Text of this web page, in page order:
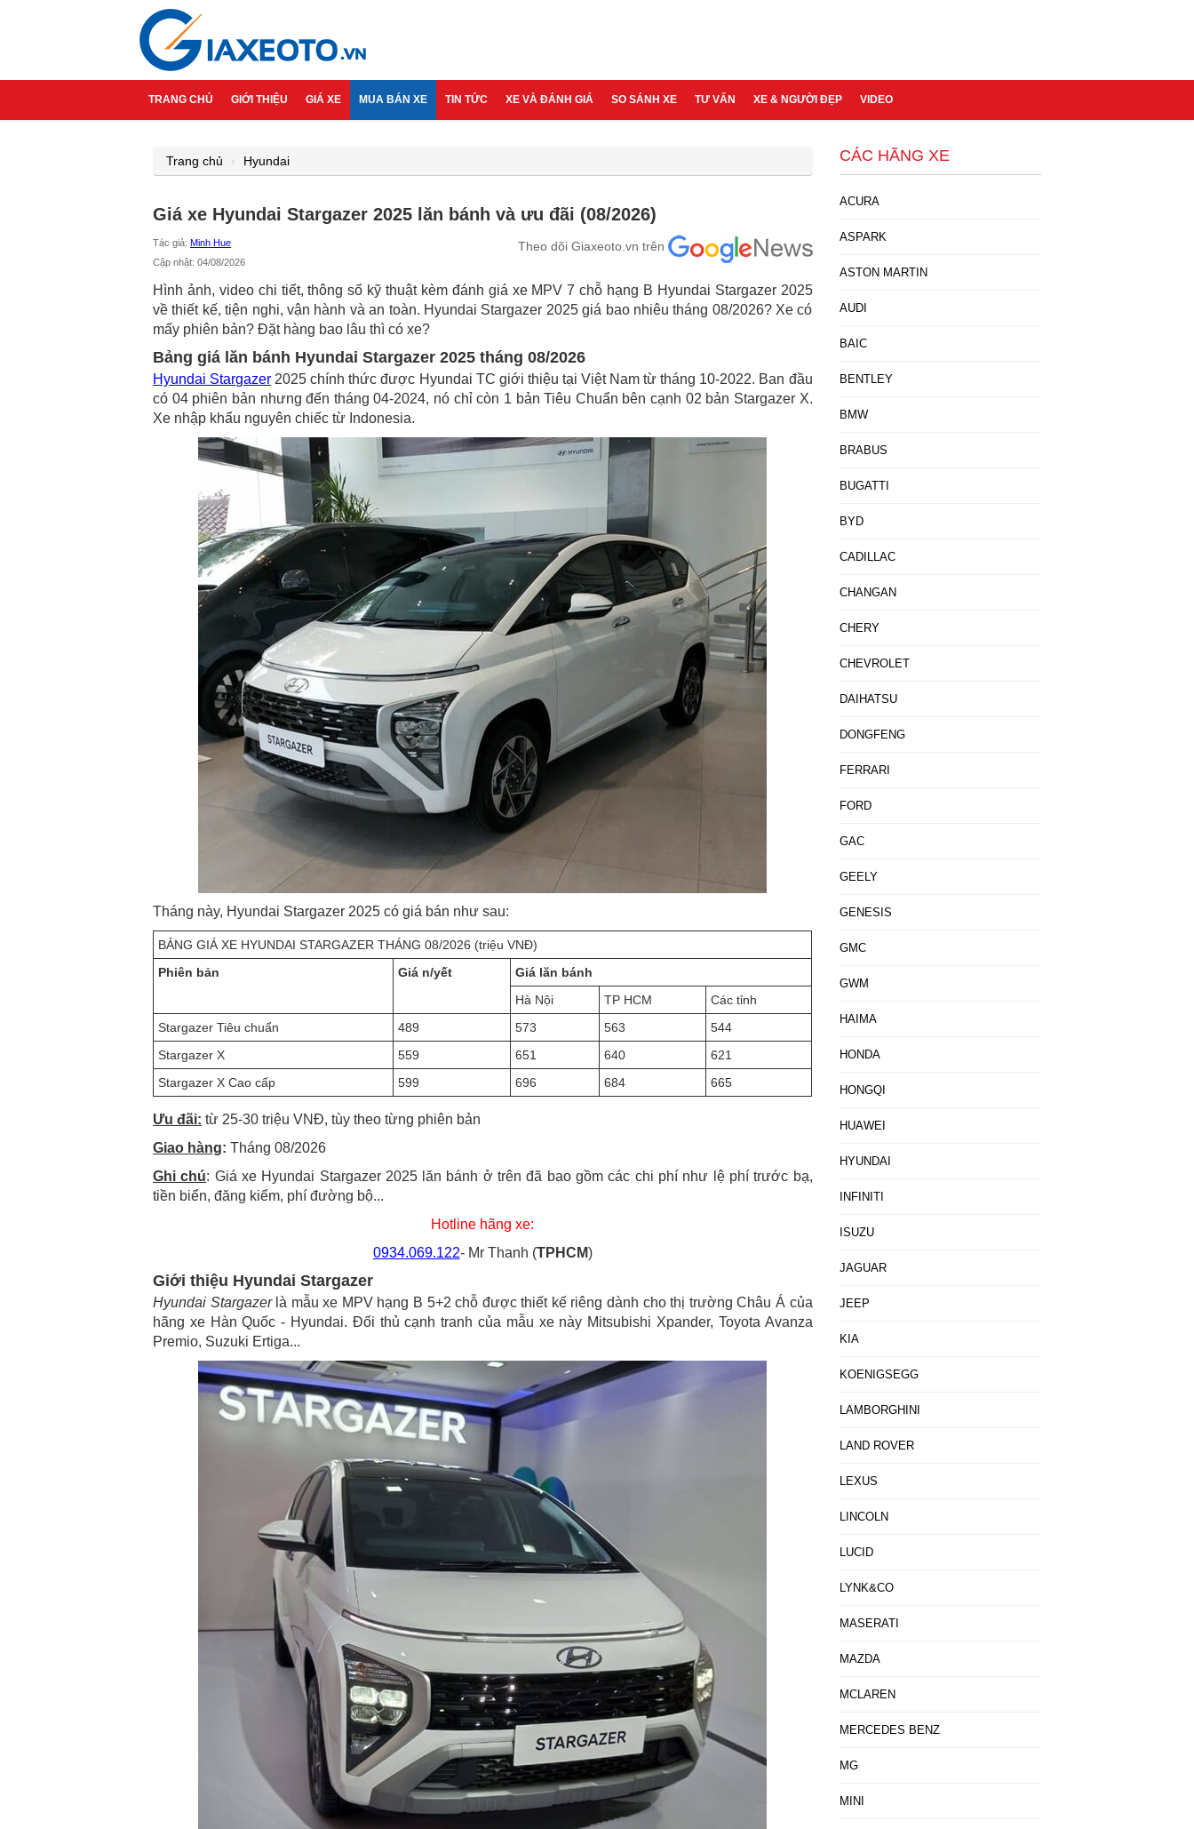
TRANG CHỦ GIỚI THIỆU GIÁ XE MUA BÁN XE TIN TỨC XE VÀ ĐÁNH GIÁ SO SÁNH XE TƯ VẤN XE & NGƯỜI ĐẸP VIDEO
Trang chủ Hyundai
Giá xe Hyundai Stargazer 2025 lăn bánh và ưu đãi (08/2026)
Tác giả: Minh Hue
Cập nhật: 04/08/2026
Theo dõi Giaxeoto.vn trên
Hình ảnh, video chi tiết, thông số kỹ thuật kèm đánh giá xe MPV 7 chỗ hạng B Hyundai Stargazer 2025
về thiết kế, tiện nghi, vận hành và an toàn. Hyundai Stargazer 2025 giá bao nhiêu tháng 08/2026? Xe có
mấy phiên bản? Đặt hàng bao lâu thì có xe?
Bảng giá lăn bánh Hyundai Stargazer 2025 tháng 08/2026
Hyundai Stargazer 2025 chính thức được Hyundai TC giới thiệu tại Việt Nam từ tháng 10-2022. Ban đầu
có 04 phiên bản nhưng đến tháng 04-2024, nó chỉ còn 1 bản Tiêu Chuẩn bên cạnh 02 bản Stargazer X.
Xe nhập khẩu nguyên chiếc từ Indonesia.
Tháng này, Hyundai Stargazer 2025 có giá bán như sau:
BẢNG GIÁ XE HYUNDAI STARGAZER THÁNG 08/2026 (triệu VNĐ)
Phiên bản
Giá n/yết
Giá lăn bánh
Hà Nội
TP HCM
Các tỉnh
Stargazer Tiêu chuẩn
489 573 563
544
Stargazer X
559 651 640
621
Stargazer X Cao cấp
599 696 684 665
Ưu đãi: từ 25-30 triệu VNĐ, tùy theo từng phiên bản
Giao hàng: Tháng 08/2026
Ghi chú: Giá xe Hyundai Stargazer 2025 lăn bánh ở trên đã bao gồm các chi phí như lệ phí trước bạ,
tiền biển, đăng kiểm, phí đường bộ...
Hotline hãng xe:
0934.069.122- Mr Thanh (TPHCM)
Giới thiệu Hyundai Stargazer
Hyundai Stargazer là mẫu xe MPV hạng B 5+2 chỗ được thiết kế riêng dành cho thị trường Châu Á của
hãng xe Hàn Quốc - Hyundai. Đối thủ cạnh tranh của mẫu xe này Mitsubishi Xpander, Toyota Avanza
Premio, Suzuki Ertiga...
CÁC HÃNG XE
ACURA
ASPARK
ASTON MARTIN
AUDI
BAIC
BENTLEY
BMW
BRABUS
BUGATTI
BYD
CADILLAC
CHANGAN
CHERY
CHEVROLET
DAIHATSU
DONGFENG
FERRARI
FORD
GAC
GEELY
GENESIS
GMC
GWM
HAIMA
HONDA
HONGQI
HUAWEI
HYUNDAI
INFINITI
ISUZU
JAGUAR
JEEP
KIA
KOENIGSEGG
LAMBORGHINI
LAND ROVER
LEXUS
LINCOLN
LUCID
LYNK&CO
MASERATI
MAZDA
MCLAREN
MERCEDES BENZ
MG
MINI